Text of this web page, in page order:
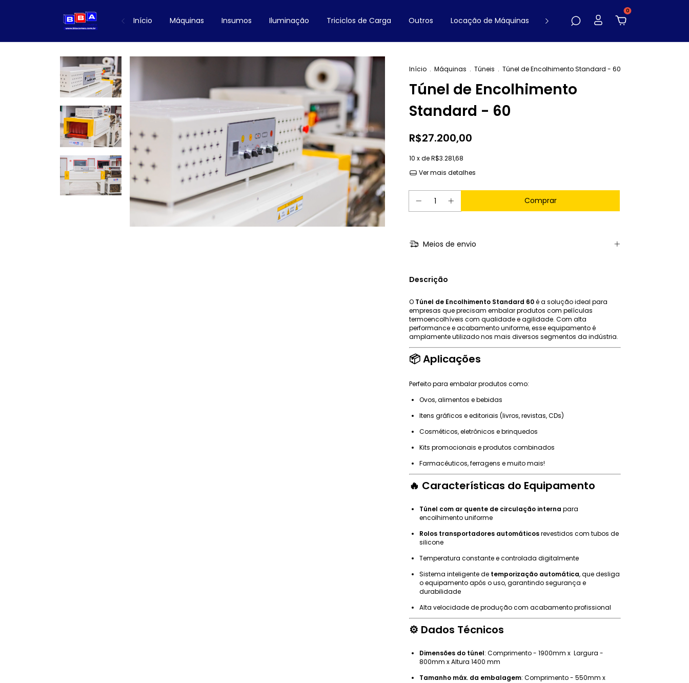
Início Máquinas Insumos Iluminação Triciclos de Carga Outros Locação de Máquinas Contato Blog
0
Início . Máquinas . Túneis . Túnel de Encolhimento Standard - 60
Túnel de Encolhimento
Standard - 60
R$27.200,00
10 x deR$3.281,68
Ver mais detalhes
Meios de envio
Descrição
O Túnel de Encolhimento Standard 60é a solução ideal para
empresas que precisam embalar produtos com películas
termoencolhíveis com qualidade e agilidade. Com alta
performance e acabamento uniforme, esse equipamento é
amplamente utilizado nos mais diversos segmentos da indústria.
📦Aplicações
Perfeito para embalar produtos como:
Ovos, alimentos e bebidas
Itens gráficos e editoriais (livros, revistas, CDs)
Cosméticos, eletrônicos e brinquedos
Kits promocionais e produtos combinados
Farmacêuticos, ferragens e muito mais!
🔥 Características do Equipamento
Túnel com ar quente de circulação interna para
encolhimento uniforme
Rolos transportadores automáticosrevestidos com tubos de
silicone
Temperatura constante e controlada digitalmente
Sistema inteligente de temporização automática, que desliga
o equipamento após o uso, garantindo segurança e
durabilidade
Alta velocidade de produção com acabamento profissional
⚙️ Dados Técnicos
Dimensões do túnel: Comprimento - 1900mm x Largura -
800mm x Altura 1400 mm
Tamanho máx. da embalagem: Comprimento - 550mm x